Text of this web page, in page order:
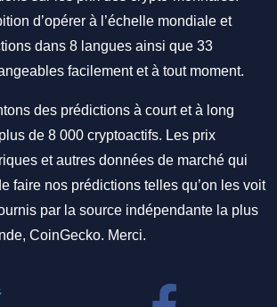
d’opérer à l’échelle mondiale et
dans 8 langues ainsi que 33
facilement et à tout moment.
des prédictions à court et à long
de 8 000 cryptoactifs. Les prix
et autres données de marché qui
faire nos prédictions telles qu’on les voit
par la source indépendante la plus
CoinGecko. Merci.